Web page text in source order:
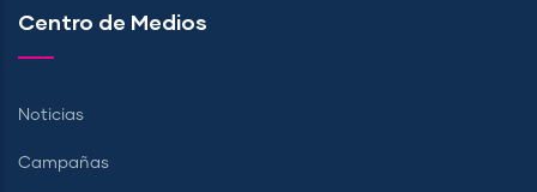
Centro de Medios
Noticias
Campañas